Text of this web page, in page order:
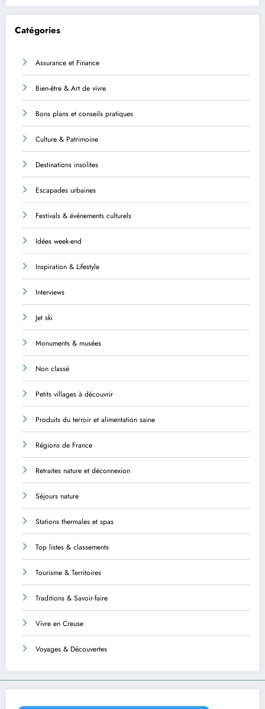
Catégories
Assurance et Finance
Bien-être & Art de vivre
Bons plans et conseils pratiques
Culture & Patrimoine
Destinations insolites
Escapades urbaines
Festivals & événements culturels
Idées week-end
Inspiration & Lifestyle
Interviews
Jet ski
Monuments & musées
Non classé
Petits villages à découvrir
Produits du terroir et alimentation saine
Régions de France
Retraites nature et déconnexion
Séjours nature
Stations thermales et spas
Top listes & classements
Tourisme & Territoires
Traditions & Savoir-faire
Vivre en Creuse
Voyages & Découvertes